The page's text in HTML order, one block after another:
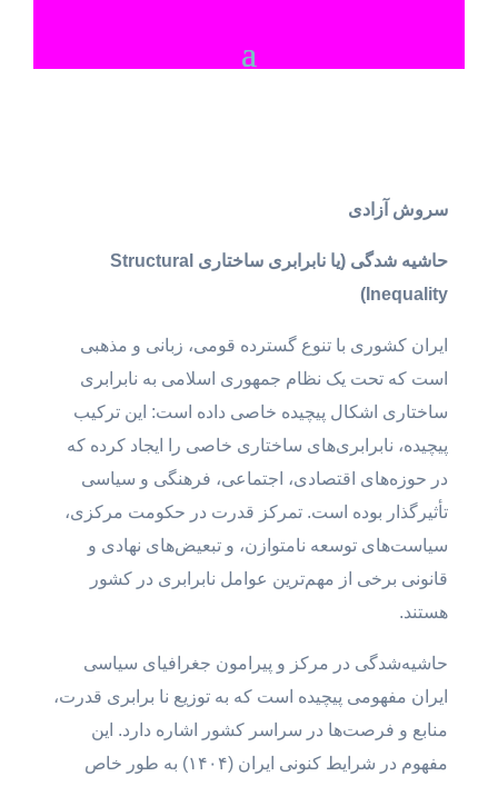
سروش آزادی
حاشیه شدگی (یا نابرابری ساختاری Structural
Inequality
)
ایران کشوری با تنوع گسترده قومی، زبانی و مذهبی
است که تحت یک نظام جمهوری اسلامی به نابرابری
ساختاری اشکال پیچیده خاصی داده است: این ترکیب
پیچیده، نابرابری‌های ساختاری خاصی را ایجاد کرده که
در حوزه‌های اقتصادی، اجتماعی، فرهنگی و سیاسی
تأثیرگذار بوده است. تمرکز قدرت در حکومت مرکزی،
سیاست‌های توسعه نامتوازن، و تبعیض‌های نهادی و
قانونی برخی از مهم‌ترین عوامل نابرابری در کشور
هستند.
حاشیه‌شدگی در مرکز و پیرامون جغرافیای سیاسی
ایران مفهومی پیچیده است که به توزیع نا برابری قدرت،
منابع و فرصت‌ها در سراسر کشور اشاره دارد. این
مفهوم در شرایط کنونی ایران (۱۴۰۴) به طور خاص